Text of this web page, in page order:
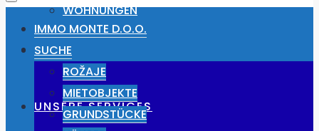
WOHNUNGEN
NEWS
UNSERE SERVICES
IMMO MONTE D.O.O.
SUCHE
ROŽAJE
MIETOBJEKTE
GRUNDSTÜCKE